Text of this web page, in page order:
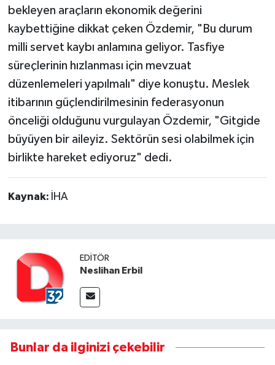
bekleyen araçların ekonomik değerini
kaybettiğine dikkat çeken Özdemir, "Bu durum
milli servet kaybı anlamına geliyor. Tasfiye
süreçlerinin hızlanması için mevzuat
düzenlemeleri yapılmalı" diye konuştu. Meslek
itibarının güçlendirilmesinin federasyonun
önceliği olduğunu vurgulayan Özdemir, "Gitgide
büyüyen bir aileyiz. Sektörün sesi olabilmek için
birlikte hareket ediyoruz" dedi.
Kaynak: İHA
EDITÖR
Neslihan Erbil
Bunlar da ilginizi çekebilir